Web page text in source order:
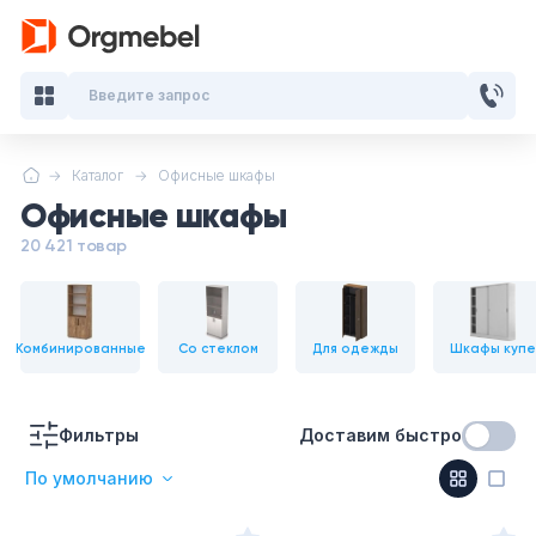
Каталог Офисные шкафы
Офисные шкафы
20 421 товар
Комбинированные Со стеклом Для одежды Шкафы купе
Фильтры Доставим быстро
По умолчанию
Введите запрос
Кабинеты руководителя
Столы для переговоров
Офисные кресла и стулья
Офисные столы